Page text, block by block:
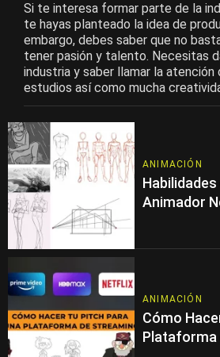
Si te interesa formar parte de la
te hayas planteado la idea de
embargo, debes saber que no
tener pasión y talento. Necesitas
industria y saber llamar la atención
estudios así como mucha
ANIMACIÓN
Habilidades
Animador
ANIMACIÓN
Cómo
Plataforma